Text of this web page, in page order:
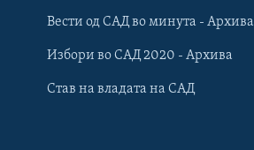
Вести од САД во минута - Архива
Избори во САД 2020 - Архива
Став на владата на САД